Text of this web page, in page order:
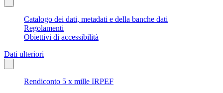
Catalogo dei dati, metadati e della banche dati
Regolamenti
Obiettivi di accessibilità
Dati ulteriori
Rendiconto 5 x mille IRPEF